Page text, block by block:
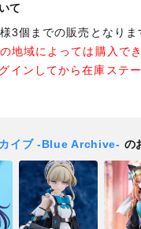
て
3個までの販売となりま
地域によっては購入で
インしてから在庫ステ
イブ -Blue Archive- の